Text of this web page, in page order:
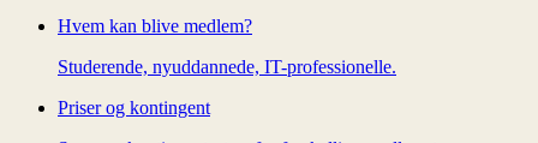
Hvem kan blive medlem?
Studerende, nyuddannede, IT-professionelle.
Priser og kontingent